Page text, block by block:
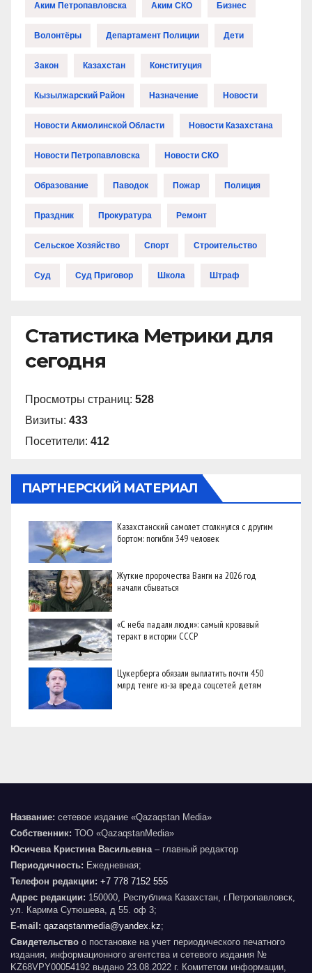
Аким Петропавловска Аким СКО Бизнес
Волонтёры Департамент Полиции Дети
Закон Казахстан Конституция
Кызылжарский Район Назначение Новости
Новости Акмолинской Области Новости Казахстана
Новости Петропавловска Новости СКО
Образование Паводок Пожар Полиция
Праздник Прокуратура Ремонт
Сельское Хозяйство Спорт Строительство
Суд Суд Приговор Школа Штраф
Статистика Метрики для
сегодня
Просмотры страниц: 528
Визиты: 433
Посетители: 412
ПАРТНЕРСКИЙ МАТЕРИАЛ
Казахстанский самолет столкнулся с другим
бортом: погибли 349 человек
Жуткие пророчества Ванги на 2026 год
начали сбываться
«С неба падали люди»: самый кровавый
теракт в истории СССР
Цукерберга обязали выплатить почти 450
млрд тенге из-за вреда соцсетей детям
Название: сетевое издание «Qazaqstan Media»
Собственник: ТОО «QazaqstanMedia»
Юсичева Кристина Васильевна – главный редактор
Периодичность: Ежедневная;
Телефон редакции: +7 778 7152 555
Адрес редакции: 150000, Республика Казахстан, г.Петропавловск,
ул. Карима Сутюшева, д 55. оф 3;
E-mail: qazaqstanmedia@yandex.kz;
Свидетельство о постановке на учет периодического печатного
издания, информационного агентства и сетевого издания №
KZ68VPY00054192 выдано 23.08.2022 г. Комитетом информации,